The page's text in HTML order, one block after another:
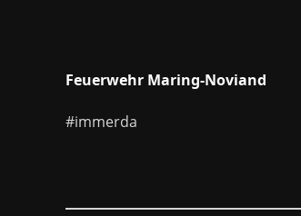
Feuerwehr Maring-Noviand
#immerda